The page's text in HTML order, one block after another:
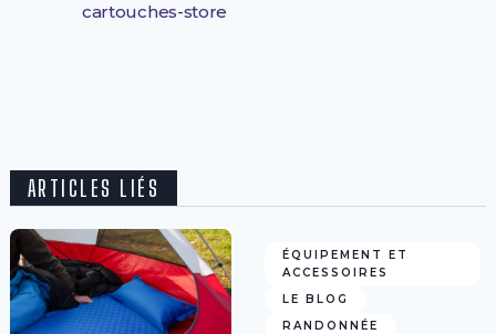
cartouches-store
ARTICLES LIÉS
ÉQUIPEMENT ET
ACCESSOIRES
LE BLOG
RANDONNÉE